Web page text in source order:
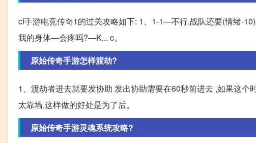
cf手游电竞传奇1的过关攻略如下: 1、1-1—不行,战队还要(情绪
我的身体—会疼吗?—K... c。
原始传奇手游怎样渡劫?
1、渡劫者进去就要发协助 发出协助需要在60秒前进去 ,如果这
太靠墙,这样做的好处是为了后。
原始传奇手游灵魂系统攻略?